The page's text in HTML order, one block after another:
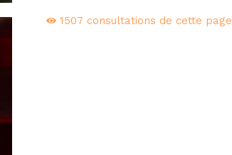
1507 consultations de cette page